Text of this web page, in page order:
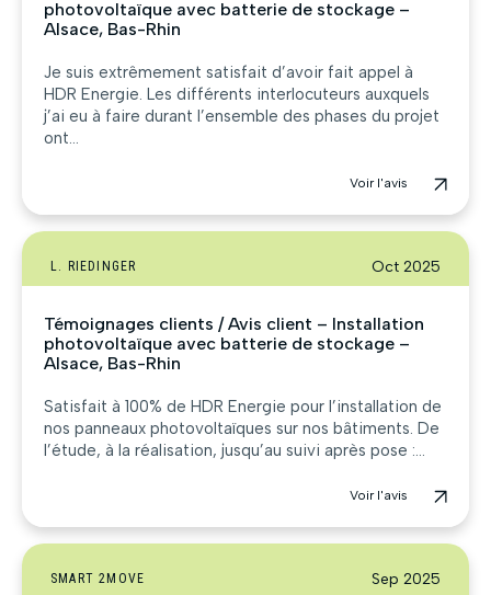
photovoltaïque avec batterie de stockage –
Alsace, Bas-Rhin
Je suis extrêmement satisfait d’avoir fait appel à
HDR Energie. Les différents interlocuteurs auxquels
j’ai eu à faire durant l’ensemble des phases du projet
ont...
Voir l'avis
L. RIEDINGER Oct 2025
Témoignages clients / Avis client – Installation
photovoltaïque avec batterie de stockage –
Alsace, Bas-Rhin
Satisfait à 100% de HDR Energie pour l’installation de
nos panneaux photovoltaïques sur nos bâtiments. De
l’étude, à la réalisation, jusqu’au suivi après pose :...
Voir l'avis
SMART 2MOVE Sep 2025